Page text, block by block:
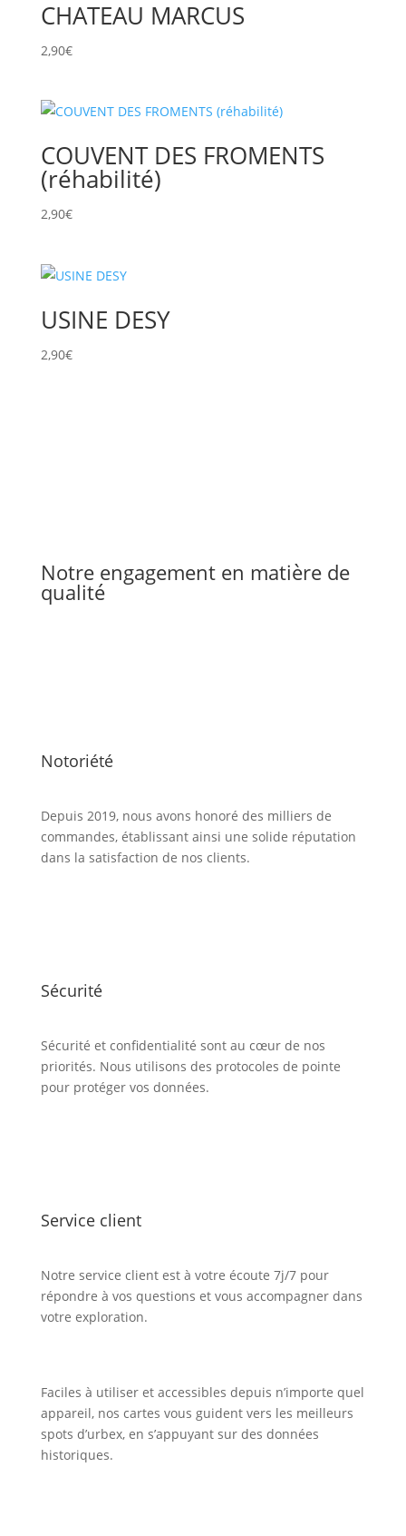
CHATEAU MARCUS
2,90€
COUVENT DES FROMENTS
(réhabilité)
2,90€
USINE DESY
2,90€
Notre engagement en matière de
qualité
Notoriété
Depuis 2019, nous avons honoré des milliers de
commandes, établissant ainsi une solide réputation
dans la satisfaction de nos clients.
Sécurité
Sécurité et confidentialité sont au cœur de nos
priorités. Nous utilisons des protocoles de pointe
pour protéger vos données.
Service client
Notre service client est à votre écoute 7j/7 pour
répondre à vos questions et vous accompagner dans
votre exploration.
Faciles à utiliser et accessibles depuis n’importe quel
appareil, nos cartes vous guident vers les meilleurs
spots d’urbex, en s’appuyant sur des données
historiques.